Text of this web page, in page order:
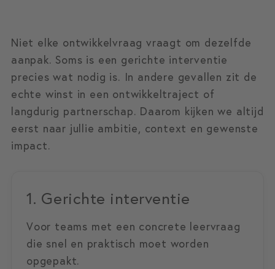
Niet elke ontwikkelvraag vraagt om dezelfde
aanpak. Soms is een gerichte interventie
precies wat nodig is. In andere gevallen zit de
echte winst in een ontwikkeltraject of
langdurig partnerschap. Daarom kijken we altijd
eerst naar jullie ambitie, context en gewenste
impact.
1. Gerichte interventie
Voor teams met een concrete leervraag
die snel en praktisch moet worden
opgepakt.